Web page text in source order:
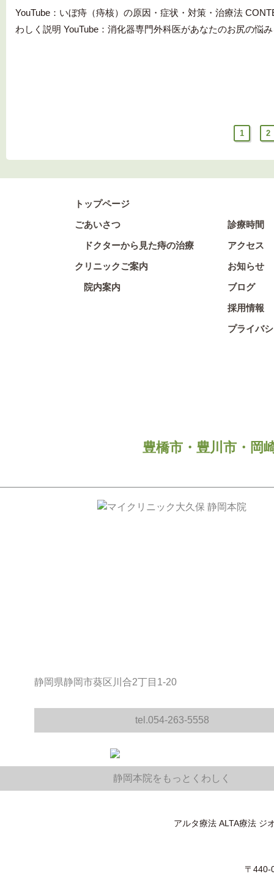
YouTube：いぼ痔（痔核）の原因・症状・対策・治療法
わしく説明 YouTube：消化器専門外科医があなたのお尻の
Prev1 2
トップページ
ごあいさつ
ドクターから見た痔の治療
クリニックご案内
院内案内
診療時間
アクセス
お知らせ
ブログ
採用情報
プライバ
豊橋市・豊川市・岡
静岡県静岡市葵区川合2丁目1-20
tel.054-263-5558
静岡本院をもっとくわしく
アルタ療法 ALTA療法 ジ
〒440-